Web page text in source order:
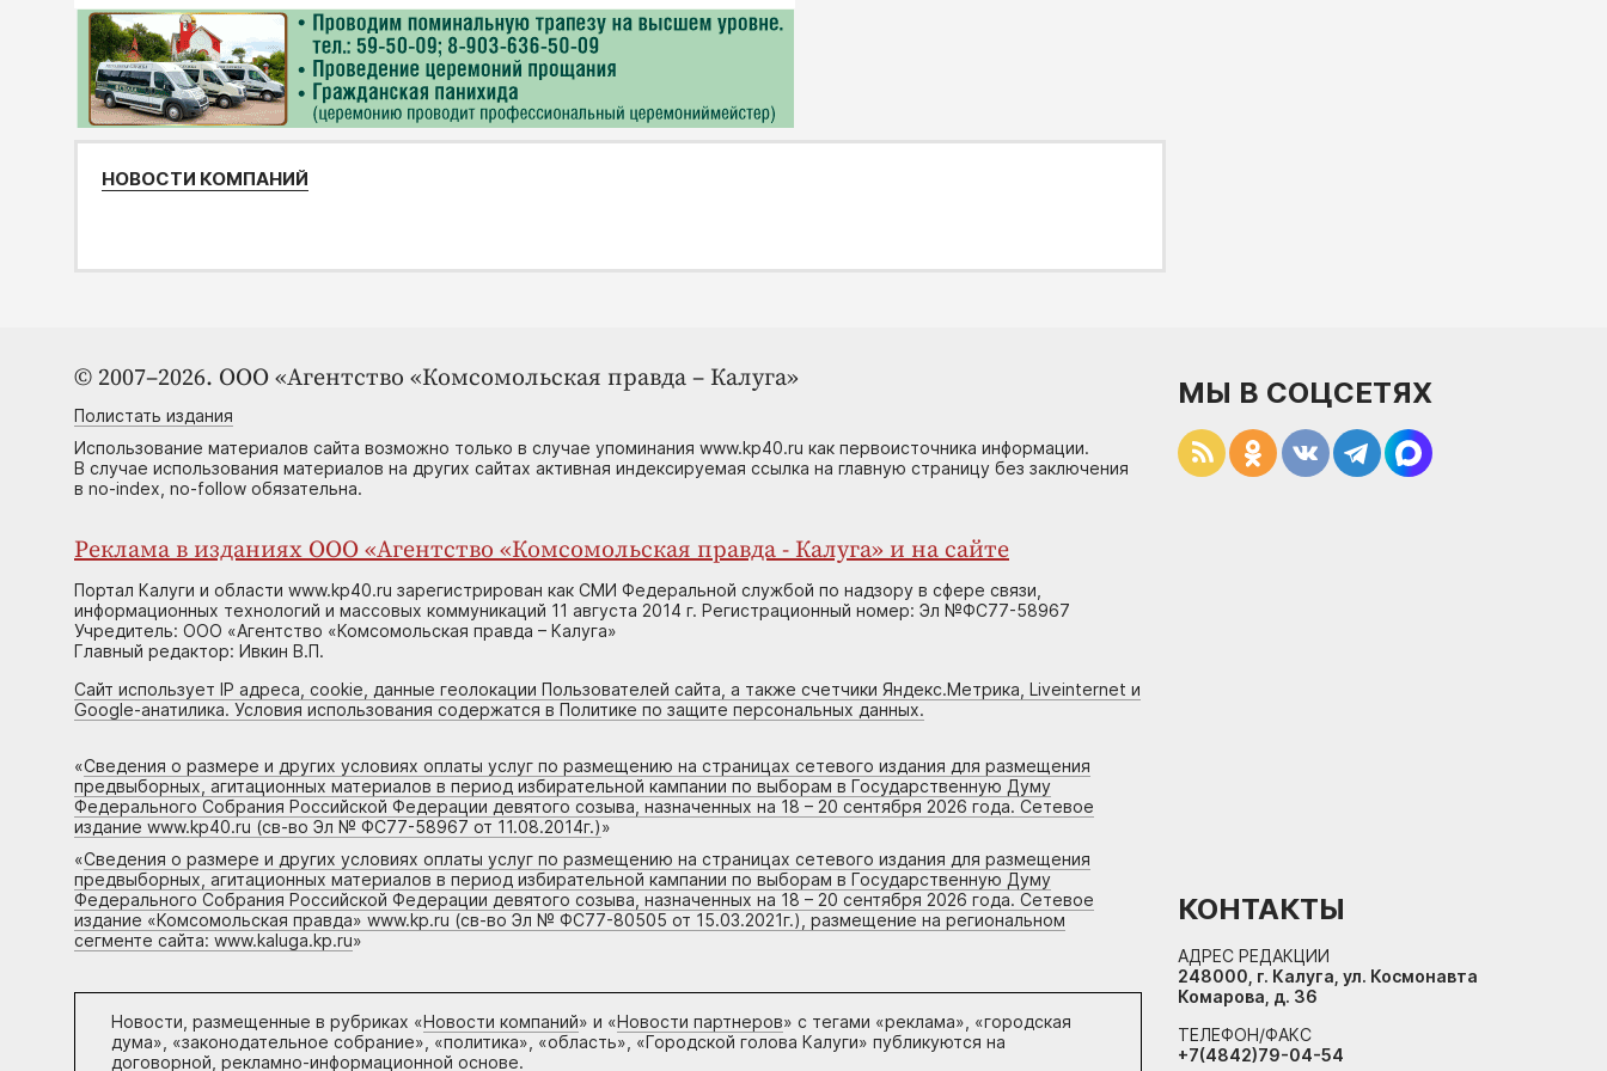
НОВОСТИ КОМПАНИЙ
© 2007–2026. ООО «Агентство «Комсомольская правда – Калуга»
Полистать издания
Использование материалов сайта возможно только в случае упоминания www.kp40.ru как первоисточника информации.
В случае использования материалов на других сайтах активная индексируемая ссылка на главную страницу без заключения
в no-index, no-follow обязательна.
Реклама в изданиях ООО «Агентство «Комсомольская правда - Калуга» и на сайте
Портал Калуги и области www.kp40.ru зарегистрирован как СМИ Федеральной службой по надзору в сфере связи,
информационных технологий и массовых коммуникаций 11 августа 2014 г. Регистрационный номер: Эл №ФС77-58967
Учредитель: ООО «Агентство «Комсомольская правда – Калуга»
Главный редактор: Ивкин В.П.
Сайт использует IP адреса, cookie, данные геолокации Пользователей сайта, а также счетчики Яндекс.Метрика, Liveinternet и
Google-анатилика. Условия использования содержатся в Политике по защите персональных данных.
«Сведения о размере и других условиях оплаты услуг по размещению на страницах сетевого издания для размещения
предвыборных, агитационных материалов в период избирательной кампании по выборам в Государственную Думу
Федерального Собрания Российской Федерации девятого созыва, назначенных на 18 – 20 сентября 2026 года. Сетевое
издание www.kp40.ru (св-во Эл № ФС77-58967 от 11.08.2014г.)»
«Сведения о размере и других условиях оплаты услуг по размещению на страницах сетевого издания для размещения
предвыборных, агитационных материалов в период избирательной кампании по выборам в Государственную Думу
Федерального Собрания Российской Федерации девятого созыва, назначенных на 18 – 20 сентября 2026 года. Сетевое
издание «Комсомольская правда» www.kp.ru (св-во Эл № ФС77-80505 от 15.03.2021г.), размещение на региональном
сегменте сайта: www.kaluga.kp.ru»
Новости, размещенные в рубриках «Новости компаний» и «Новости партнеров» с тегами «реклама», «городская
дума», «законодательное собрание», «политика», «область», «Городской голова Калуги» публикуются на
договорной, рекламно-информационной основе.
МЫ В СОЦСЕТЯХ
КОНТАКТЫ
АДРЕС РЕДАКЦИИ
248000, г. Калуга, ул. Космонавта
Комарова, д. 36
ТЕЛЕФОН/ФАКС
+7(4842)79-04-54